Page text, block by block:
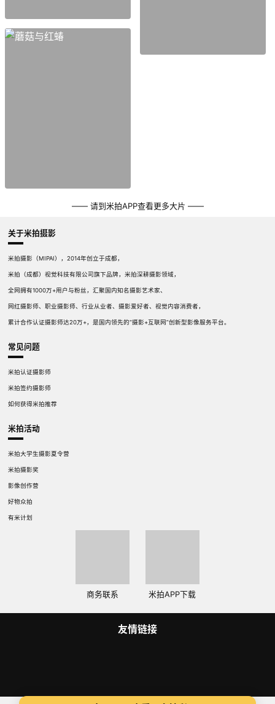
—— 请到米拍APP查看更多大片 ——
关于米拍摄影
米拍摄影（MIPAI），2014年创立于成都，
米拍（成都）视觉科技有限公司旗下品牌，米拍深耕摄影领域，
全网拥有1000万+用户与粉丝，汇聚国内知名摄影艺术家、
网红摄影师、职业摄影师、行业从业者、摄影爱好者、视觉内容消费者，
累计合作认证摄影师达20万+，是国内领先的“摄影+互联网”创新型影像服务平台。
常见问题
米拍认证摄影师
米拍签约摄影师
如何获得米拍推荐
米拍活动
米拍大学生摄影夏令营
米拍摄影奖
影像创作营
好物众拍
有米计划
商务联系 米拍APP下载
友情链接